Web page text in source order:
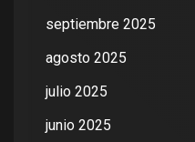
septiembre 2025
agosto 2025
julio 2025
junio 2025